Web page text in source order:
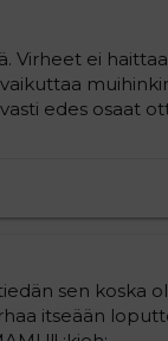
Virheet ei
edes osaat
sen koska
itseään